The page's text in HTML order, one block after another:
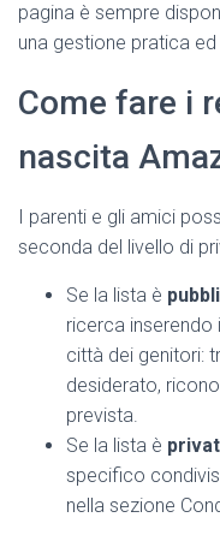
pagina è sempre
una gestione pratica
Come fare i
nascita
I parenti e gli amici
seconda del livello di
Se la lista è
ricerca inserendo
città dei genitori:
desiderato,
prevista.
Se la lista è
specifico
nella sezione